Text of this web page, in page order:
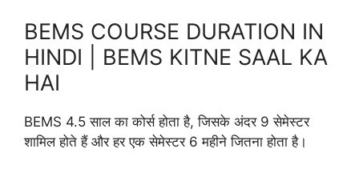
BEMS COURSE DURATION IN
HINDI | BEMS KITNE SAAL KA
HAI
BEMS 4.5 साल का कोर्स होता है, जिसके अंदर 9 सेमेस्टर
शामिल होते हैं और हर एक सेमेस्टर 6 महीने जितना होता है।